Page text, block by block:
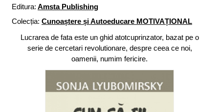
Editura: Amsta Publishing
Colecția: Cunoaștere și Autoeducare MOTIVAȚIONAL
Lucrarea de fata este un ghid atotcuprinzator, bazat pe o
serie de cercetari revolutionare, despre ceea ce noi,
oamenii, numim fericire.